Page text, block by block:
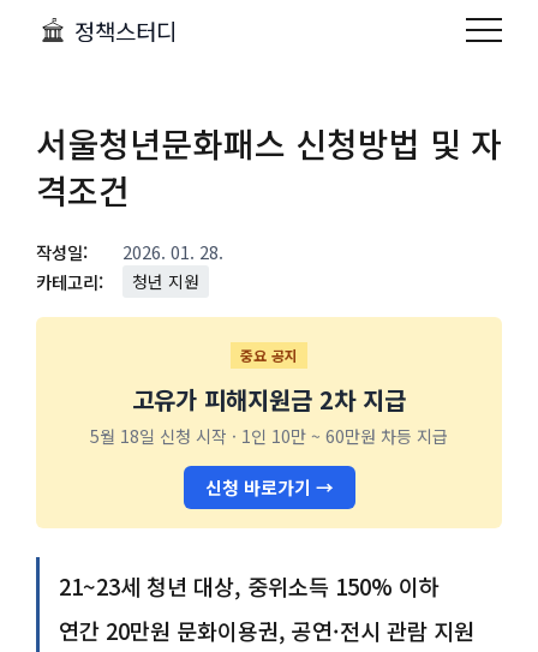
정책스터디
서울청년문화패스 신청방법 및 자
격조건
작성일:
2026. 01. 28.
카테고리:
청년 지원
중요 공지
고유가 피해지원금 2차 지급
5월 18일 신청 시작 · 1인 10만 ~ 60만원 차등 지급
신청 바로가기 →
21~23세 청년 대상, 중위소득 150% 이하
연간 20만원 문화이용권, 공연·전시 관람 지원